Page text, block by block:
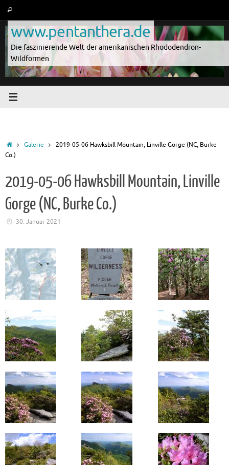
springen
Suchen
www.pentanthera.de
Die faszinierende Welt der amerikanischen Rhododendron-
Wildformen
StartGalerie
2019-05-06 Hawksbill Mountain, Linville Gorge (NC, Burke
Co.)
2019-05-06 Hawksbill Mountain, Linville
Gorge (NC, Burke Co.)
30. Januar 2021